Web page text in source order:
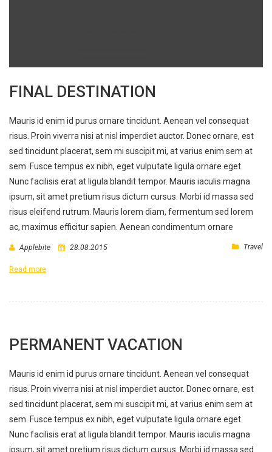
FINAL DESTINATION
Mauris id enim id purus ornare tincidunt. Aenean vel consequat
risus. Proin viverra nisi at nisl imperdiet auctor. Donec ornare, est
sed tincidunt placerat, sem mi suscipit mi, at varius enim sem at
sem. Fusce tempus ex nibh, eget vulputate ligula ornare eget.
Nunc facilisis erat at ligula blandit tempor. Mauris iaculis magna
ipsum, sit amet pretium risus dictum cursus. Morbi id massa sed
risus eleifend rutrum. Mauris lorem diam, fermentum sed lorem
ac, maximus efficitur sapien. Aenean condimentum ornare
Applebite 28.08.2015 Travel
Read more
PERMANENT VACATION
Mauris id enim id purus ornare tincidunt. Aenean vel consequat
risus. Proin viverra nisi at nisl imperdiet auctor. Donec ornare, est
sed tincidunt placerat, sem mi suscipit mi, at varius enim sem at
sem. Fusce tempus ex nibh, eget vulputate ligula ornare eget.
Nunc facilisis erat at ligula blandit tempor. Mauris iaculis magna
ipsum, sit amet pretium risus dictum cursus. Morbi id massa sed